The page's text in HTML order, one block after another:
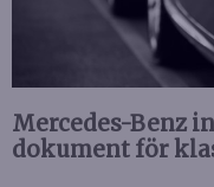
Mercedes-Benz
dokument för